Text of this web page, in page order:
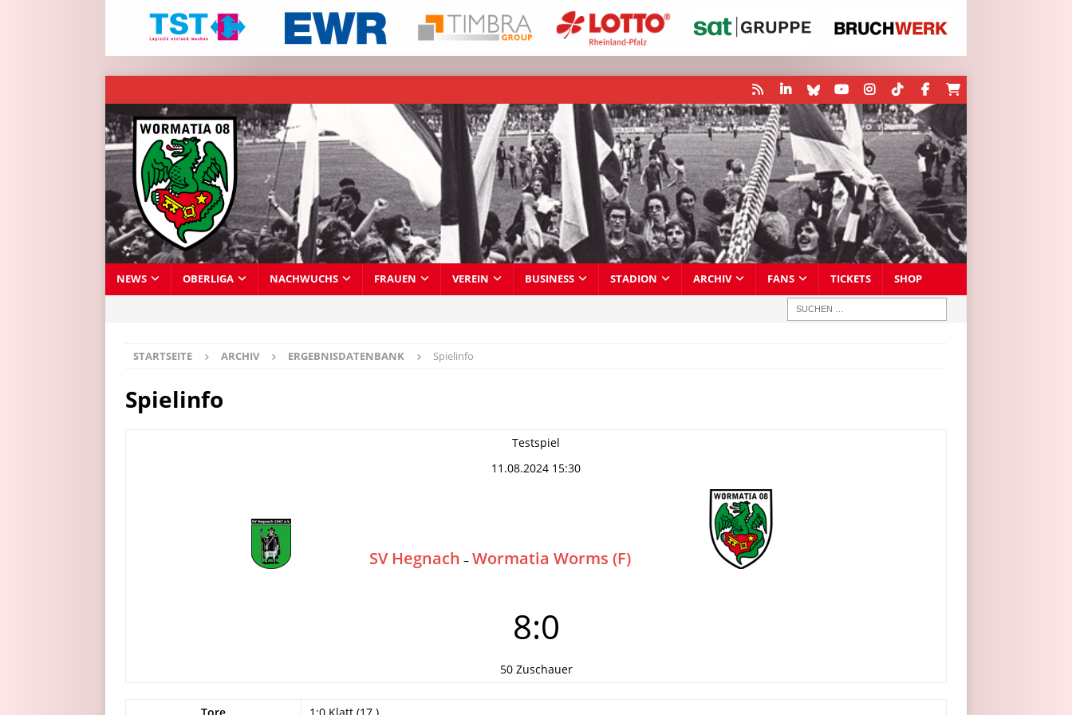
NEWS OBERLIGA NACHWUCHS FRAUEN VEREIN BUSINESS STADION ARCHIV FANS TICKETS SHOP
STARTSEITE ARCHIV ERGEBNISDATENBANK Spielinfo
Spielinfo
Testspiel
11.08.2024 15:30
SV Hegnach – Wormatia Worms (F)
8:0
50 Zuschauer